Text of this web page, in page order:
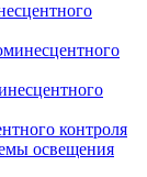
контроля
освещения